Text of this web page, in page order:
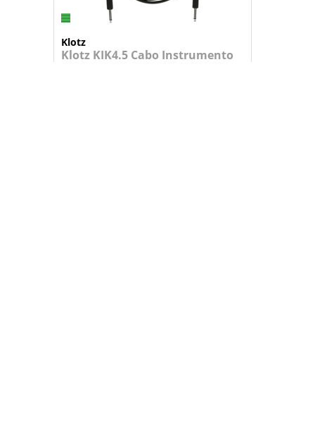
Klotz
Klotz KIK4.5 Cabo Instrumento